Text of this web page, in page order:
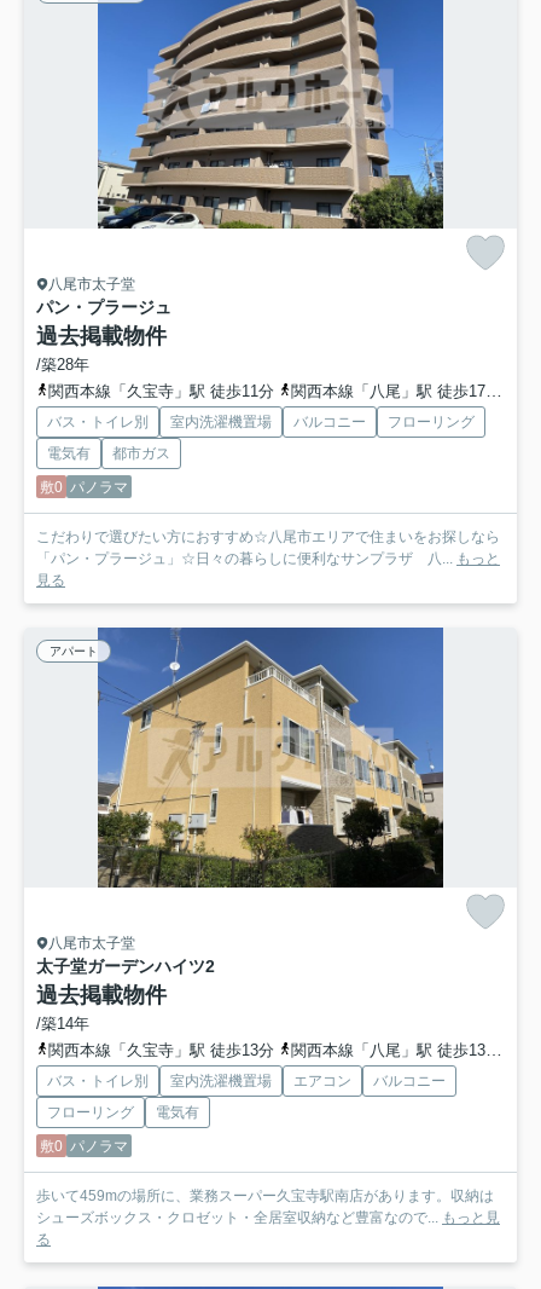
八尾市太子堂
パン・プラージュ
過去掲載物件
/築28年
関西本線「久宝寺」駅 徒歩11分
関西本線「八尾」駅 徒歩17分
バス・トイレ別 室内洗濯機置場 バルコニー
フローリング
電気有
都市ガス
敷0 パノラマ
こだわりで選びたい方におすすめ☆八尾市エリアで住まいをお探しなら
「パン・プラージュ」☆日々の暮らしに便利なサンプラザ 八... もっと
見る
アパート
八尾市太子堂
太子堂ガーデンハイツ2
過去掲載物件
/築14年
関西本線「久宝寺」駅 徒歩13分
関西本線「八尾」駅 徒歩13分
バス・トイレ別 室内洗濯機置場 エアコン
バルコニー
フローリング
電気有
敷0 パノラマ
歩いて459mの場所に、業務スーパー久宝寺駅南店があります。収納は
シューズボックス・クロゼット・全居室収納など豊富なので... もっと見
る